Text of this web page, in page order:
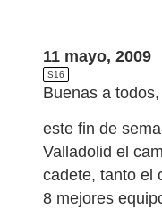
11 mayo, 2009
S16
Buenas a todos,
este fin de
Valladolid el
cadete, tanto el
8 mejores